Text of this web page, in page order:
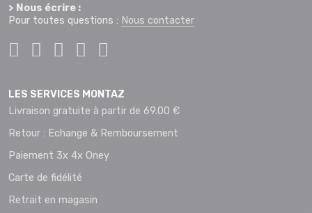
> Nous écrire :
Pour toutes questions : Nous contacter
LES SERVICES MONTAZ
Livraison gratuite à partir de 69.00 €
Retour : Echange & Remboursement
Paiement 3x 4x Oney
Carte de fidélité
Retrait en magasin